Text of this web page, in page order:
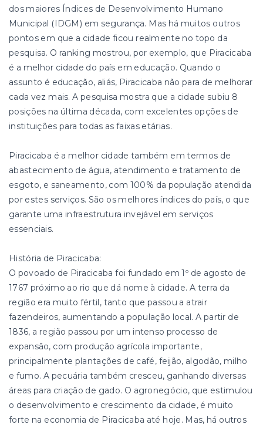
dos maiores Índices de Desenvolvimento Humano
Municipal (IDGM) em segurança. Mas há muitos outros
pontos em que a cidade ficou realmente no topo da
pesquisa. O ranking mostrou, por exemplo, que Piracicaba
é a melhor cidade do país em educação. Quando o
assunto é educação, aliás, Piracicaba não para de melhorar
cada vez mais. A pesquisa mostra que a cidade subiu 8
posições na última década, com excelentes opções de
instituições para todas as faixas etárias.
Piracicaba é a melhor cidade também em termos de
abastecimento de água, atendimento e tratamento de
esgoto, e saneamento, com 100% da população atendida
por estes serviços. São os melhores índices do país, o que
garante uma infraestrutura invejável em serviços
essenciais.
História de Piracicaba:
O povoado de Piracicaba foi fundado em 1º de agosto de
1767 próximo ao rio que dá nome à cidade. A terra da
região era muito fértil, tanto que passou a atrair
fazendeiros, aumentando a população local. A partir de
1836, a região passou por um intenso processo de
expansão, com produção agrícola importante,
principalmente plantações de café, feijão, algodão, milho
e fumo. A pecuária também cresceu, ganhando diversas
áreas para criação de gado. O agronegócio, que estimulou
o desenvolvimento e crescimento da cidade, é muito
forte na economia de Piracicaba até hoje. Mas, há outros